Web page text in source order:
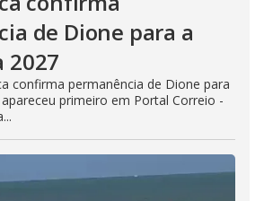
de Dione para a
2027
confirma permanência de Dione para
primeiro em Portal Correio -